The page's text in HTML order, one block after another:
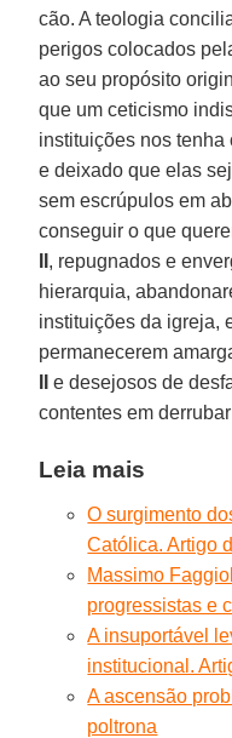
cão. A teologia
perigos colocados
ao seu propósito
que um ceticismo
instituições nos
e deixado que elas
sem escrúpulos em
conseguir o que
, repugnados e
hierarquia,
instituições da igreja,
permanecerem
e desejosos de
contentes em
Leia mais
O surgimento
Católica. Artigo
Massimo
progressistas e
A insuportável
institucional.
A ascensão
poltrona